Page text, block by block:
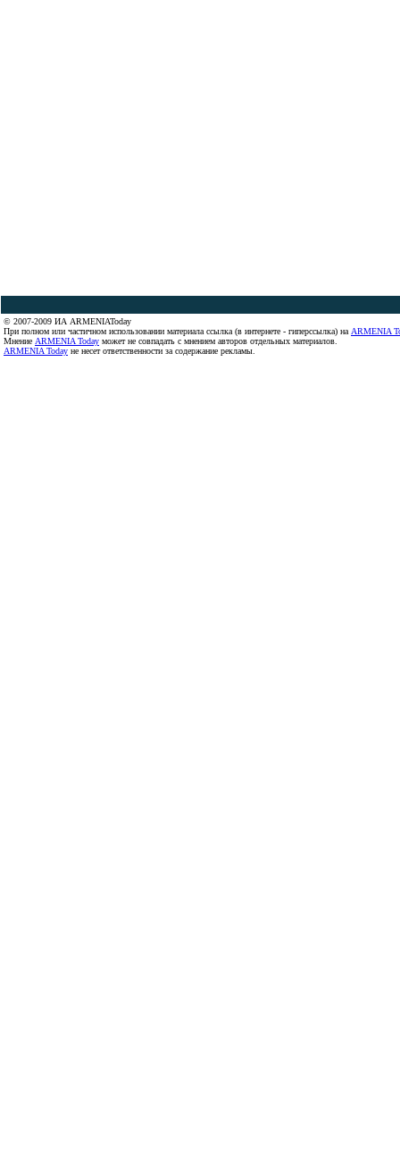
© 2007-2009 ИА ARMENIAToday
При полном или частичном использовании материала ссылка (в интернете - гиперссылка) на ARMENIA
Мнение ARMENIA Today может не совпадать с мнением авторов отдельных материалов.
ARMENIA Today не несет ответственности за содержание рекламы.